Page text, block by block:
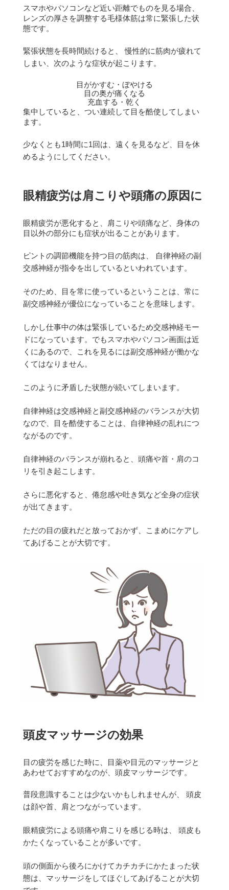
スマホやパソコンなど近い距離でものを見る場合、
レンズの厚さを調整する毛様体筋は常に緊張した状
態です。
緊張状態を長時間続けると、 慢性的に筋肉が疲れて
しまい、次のような症状が起こります。
目がかすむ・ぼやける
目の奥が痛くなる
充血する・乾く
集中していると、つい連続して目を酷使してしまい
ます。
少なくとも1時間に1回は、遠くを見るなど、目を休
めるようにしてください。
眼精疲労は肩こりや頭痛の原因に
眼精疲労が悪化すると、肩こりや頭痛など、身体の
目以外の部分にも症状が出ることがあります。
ピントの調節機能を持つ目の筋肉は、 自律神経の副
交感神経が指令を出しているといわれています。
そのため、目を常に使っているということは、常に
副交感神経が優位になっていることを意味します。
しかし仕事中の体は緊張しているため交感神経モー
ドになっています。でもスマホやパソコン画面は近
くにあるので、これを見るには副交感神経が働かな
くてはなりません。
このように矛盾した状態が続いてしまいます。
自律神経は交感神経と副交感神経のバランスが大切
なので、目を酷使することは、自律神経の乱れにつ
ながるのです。
自律神経のバランスが崩れると、頭痛や首・肩のコ
リを引き起こします。
さらに悪化すると、倦怠感や吐き気など全身の症状
が出てきます。
ただの目の疲れだと放っておかず、こまめにケアし
てあげることが大切です。
頭皮マッサージの効果
目の疲労を感じた時に、目薬や目元のマッサージと
あわせておすすめなのが、頭皮マッサージです。
普段意識することは少ないかもしれませんが、 頭皮
は顔や首、肩とつながっています。
眼精疲労による頭痛や肩こりを感じる時は、 頭皮も
かたくなっていることが多いです。
頭の側面から後ろにかけてカチカチにかたまった状
態は、マッサージをしてほぐしてあげることが大切